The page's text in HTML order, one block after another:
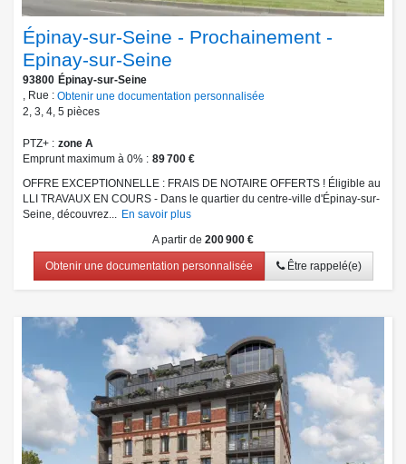
Épinay-sur-Seine - Prochainement -
Epinay-sur-Seine
93800 Épinay-sur-Seine
, Rue : Obtenir une documentation personnalisée
2, 3, 4, 5 pièces
PTZ+
zone A
Emprunt maximum à 0%
89 700 €
OFFRE EXCEPTIONNELLE : FRAIS DE NOTAIRE OFFERTS ! Éligible au
LLI TRAVAUX EN COURS - Dans le quartier du centre-ville d'Épinay-sur-
Seine, découvrez... En savoir plus
A partir de 200 900 €
Obtenir une documentation personnalisée Être rappelé(e)